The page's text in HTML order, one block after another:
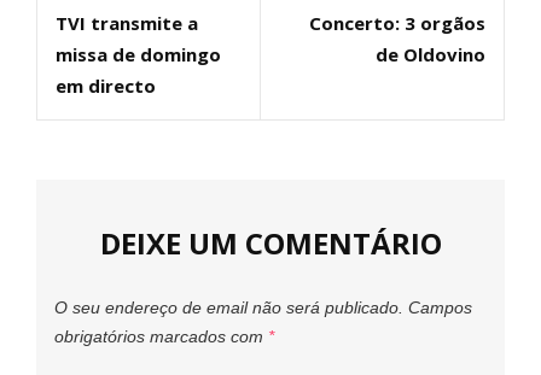
artigos
Post
TVI transmite a
missa de domingo
em directo
Post
Concerto: 3 orgãos
de Oldovino
DEIXE UM COMENTÁRIO
O seu endereço de email não será publicado. Campos
obrigatórios marcados com *